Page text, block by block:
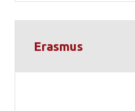
Erasmus